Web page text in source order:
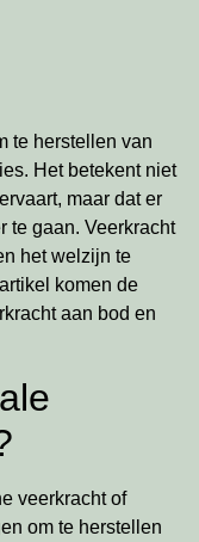
te herstellen van
Het betekent niet
maar dat er
te gaan. Veerkracht
het welzijn te
komen de
aan bod en
veerkracht of
om te herstellen